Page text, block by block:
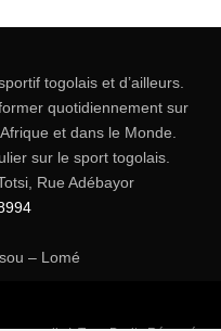
togolais et d’ailleurs.
quotidiennement sur
et dans le Monde.
sur le sport togolais.
Rue Adébayor
– Lomé